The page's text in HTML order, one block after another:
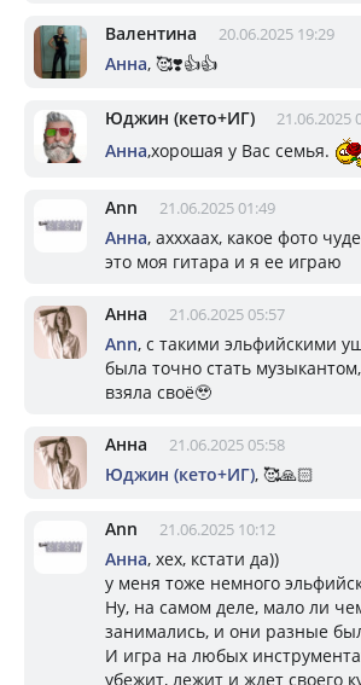
Валентина 20.06.2025 19:29
Анна, 🥰❣️👍👍
Юджин (кето+ИГ) 21.06.2025
Анна,хорошая у Вас семья.
Ann 21.06.2025 01:49
Анна, ахххаах, какое фото
это моя гитара и я ее играю
Анна 21.06.2025 05:57
Ann, с такими эльфийскими
была точно стать
взяла своё🥹
Анна 21.06.2025 05:58
Юджин (кето+ИГ), 🥰🙏🏻
Ann 21.06.2025 10:12
Анна, хех, кстати да))
у меня тоже немного
Ну, на самом деле, мало ли
занимались, и они разные
И игра на любых
убежит, лежит и ждет своего